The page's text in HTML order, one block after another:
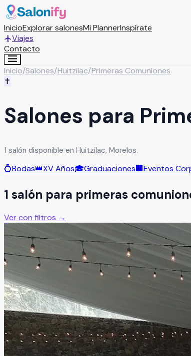
InicioExplorar salonesMi PlannerInspírate
Viajes
Contacto
Inicio/Salones/Huitzilac/Primeras Comuniones
✝️
Salones para
1 salón disponible en Huitzilac, Morelos.
💍Bodas👑XV Años🎓Graduaciones🏢Eventos
1 salón para primeras
Ver con filtros →